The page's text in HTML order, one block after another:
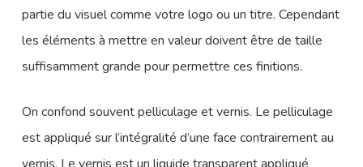
partie du visuel comme votre logo ou un titre. Cependant
les éléments à mettre en valeur doivent être de taille
suffisamment grande pour permettre ces finitions.
On confond souvent pelliculage et vernis. Le pelliculage
est appliqué sur l’intégralité d’une face contrairement au